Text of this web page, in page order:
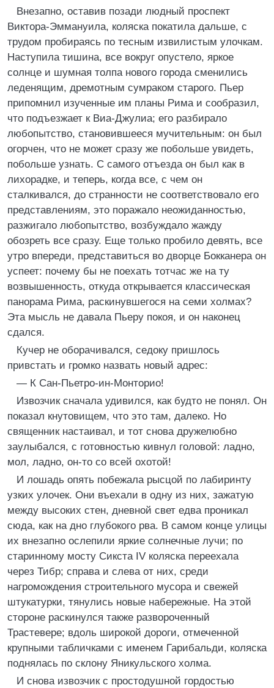
Внезапно, оставив позади людный проспект
Виктора-Эммануила, коляска покатила дальше, с
трудом пробираясь по тесным извилистым улочкам.
Наступила тишина, все вокруг опустело, яркое
солнце и шумная толпа нового города сменились
леденящим, дремотным сумраком старого. Пьер
припомнил изученные им планы Рима и сообразил,
что подъезжает к Виа-Джулиа; его разбирало
любопытство, становившееся мучительным: он был
огорчен, что не может сразу же побольше увидеть,
побольше узнать. С самого отъезда он был как в
лихорадке, и теперь, когда все, с чем он
сталкивался, до странности не соответствовало его
представлениям, это поражало неожиданностью,
разжигало любопытство, возбуждало жажду
обозреть все сразу. Еще только пробило девять, все
утро впереди, представиться во дворце Бокканера он
успеет: почему бы не поехать тотчас же на ту
возвышенность, откуда открывается классическая
панорама Рима, раскинувшегося на семи холмах?
Эта мысль не давала Пьеру покоя, и он наконец
сдался.
Кучер не оборачивался, седоку пришлось
привстать и громко назвать новый адрес:
— К Сан-Пьетро-ин-Монторио!
Извозчик сначала удивился, как будто не понял. Он
показал кнутовищем, что это там, далеко. Но
священник настаивал, и тот снова дружелюбно
заулыбался, с готовностью кивнул головой: ладно,
мол, ладно, он-то со всей охотой!
И лошадь опять побежала рысцой по лабиринту
узких улочек. Они въехали в одну из них, зажатую
между высоких стен, дневной свет едва проникал
сюда, как на дно глубокого рва. В самом конце улицы
их внезапно ослепили яркие солнечные лучи; по
старинному мосту Сикста IV коляска переехала
через Тибр; справа и слева от них, среди
нагромождения строительного мусора и свежей
штукатурки, тянулись новые набережные. На этой
стороне раскинулся также развороченный
Трастевере; вдоль широкой дороги, отмеченной
крупными табличками с именем Гарибальди, коляска
поднялась по склону Яникульского холма.
И снова извозчик с простодушной гордостью